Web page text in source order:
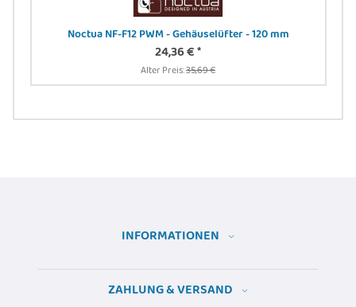
Noctua NF-F12 PWM - Gehäuselüfter - 120 mm
24,36 €*
Alter Preis:35,69 €
INFORMATIONEN
ZAHLUNG & VERSAND